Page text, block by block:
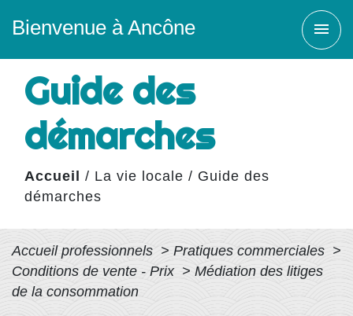
Bienvenue à Ancône menu
Guide des
démarches
Accueil / La vie locale / Guide des
démarches
Accueil professionnels > Pratiques commerciales >
Conditions de vente - Prix > Médiation des litiges
de la consommation